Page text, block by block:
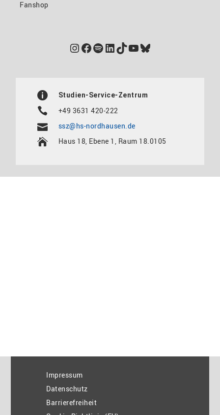
Fanshop
Instagram
Facebook
Spotify
LinkedIn
TikTok
YouTube
Bluesky
Studien-Service-Zentrum
+49 3631 420-222
ssz@hs-nordhausen.de
Haus 18, Ebene 1, Raum 18.0105
Impressum
Datenschutz
Barrierefreiheit